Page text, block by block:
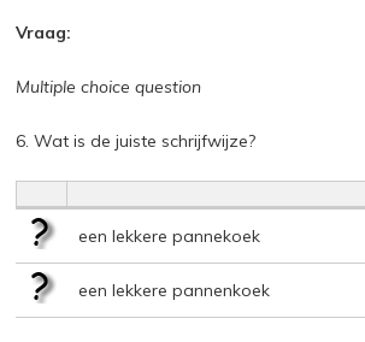
Vraag:
Multiple choice question
6. Wat is de juiste schrijfwijze?
een lekkere pannekoek
een lekkere pannenkoek